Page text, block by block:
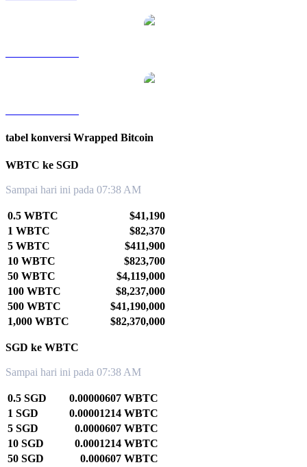
tabel konversi Wrapped Bitcoin
WBTC ke SGD
Sampai hari ini pada 07:38 AM
0.5 WBTC
$41,190
1 WBTC
$82,370
5 WBTC
$411,900
10 WBTC
$823,700
50 WBTC
$4,119,000
100 WBTC
$8,237,000
500 WBTC
$41,190,000
1,000 WBTC
$82,370,000
SGD ke WBTC
Sampai hari ini pada 07:38 AM
0.5 SGD
0.00000607 WBTC
1 SGD
0.00001214 WBTC
5 SGD
0.0000607 WBTC
10 SGD
0.0001214 WBTC
50 SGD
0.000607 WBTC